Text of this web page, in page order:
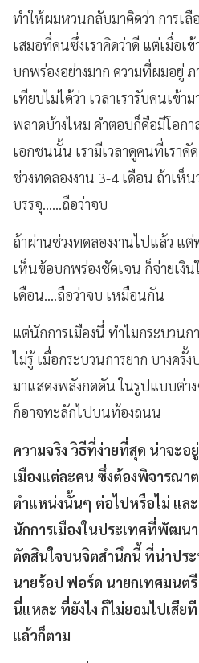
ทำให้ผมหวนกลับมาคิดว่า การเ
เสมอที่คนซึ่งเราคิดว่าดี แต่เมื่อเ
บกพร่องอย่างมาก ความที่ผมอยู่
เทียบไม่ได้ว่า เวลาเรารับคนเข้า
พลาดบ้างไหม คำตอบก็คือมีโอก
เอกชนนั้น เรามีเวลาดูคนที่เราคั
ช่วงทดลองงาน 3-4 เดือน ถ้าเห็น
บรรจุ......ถือว่าจบ
ถ้าผ่านช่วงทดลองงานไปแล้ว แ
เห็นข้อบกพร่องชัดเจน ก็จ่ายเงิ
เดือน....ถือว่าจบ เหมือนกัน
แต่นักการเมืองนี่ ทำไมกระบวน
ไม่รู้ เมื่อกระบวนการยาก บางครั้
มาแสดงพลังกดดัน ในรูปแบบต่า
ก็อาจทะลักไปบนท้องถนน
ความจริง วิธีที่ง่ายที่สุด น่าจะ
เมืองแต่ละคน ซึ่งต้องพิจารณา
ตำแหน่งนั้นๆ ต่อไปหรือไม่ และ
นักการเมืองในประเทศที่พัฒน
ตัดสินใจบนจิตสำนึกนี้ ที่น่าปร
นายร้อป ฟอร์ด นายกเทศมนต
นี่แหละ ที่ยังไง ก็ไม่ยอมไปเสี
แล้วก็ตาม